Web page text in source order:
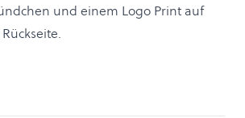
und einem Logo Print auf